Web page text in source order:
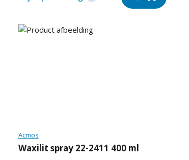
Acmos
Waxilit spray 22-2411 400 ml